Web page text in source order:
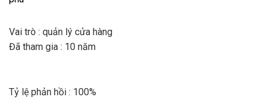
Vai trò : quản lý cửa hàng
Đã tham gia : 10 năm
Tỷ lệ phản hồi : 100%